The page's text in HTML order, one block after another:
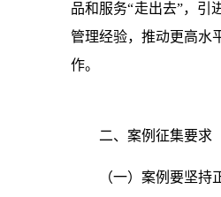
品和服务“走出去”，引
管理经验，推动更高水
作。
二、 案例征集要求
（一）案例要坚持